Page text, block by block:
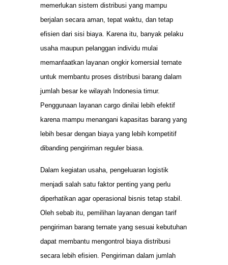
memerlukan sistem distribusi yang mampu
berjalan secara aman, tepat waktu, dan tetap
efisien dari sisi biaya. Karena itu, banyak pelaku
usaha maupun pelanggan individu mulai
memanfaatkan layanan ongkir komersial ternate
untuk membantu proses distribusi barang dalam
jumlah besar ke wilayah Indonesia timur.
Penggunaan layanan cargo dinilai lebih efektif
karena mampu menangani kapasitas barang yang
lebih besar dengan biaya yang lebih kompetitif
dibanding pengiriman reguler biasa.
Dalam kegiatan usaha, pengeluaran logistik
menjadi salah satu faktor penting yang perlu
diperhatikan agar operasional bisnis tetap stabil.
Oleh sebab itu, pemilihan layanan dengan tarif
pengiriman barang ternate yang sesuai kebutuhan
dapat membantu mengontrol biaya distribusi
secara lebih efisien. Pengiriman dalam jumlah